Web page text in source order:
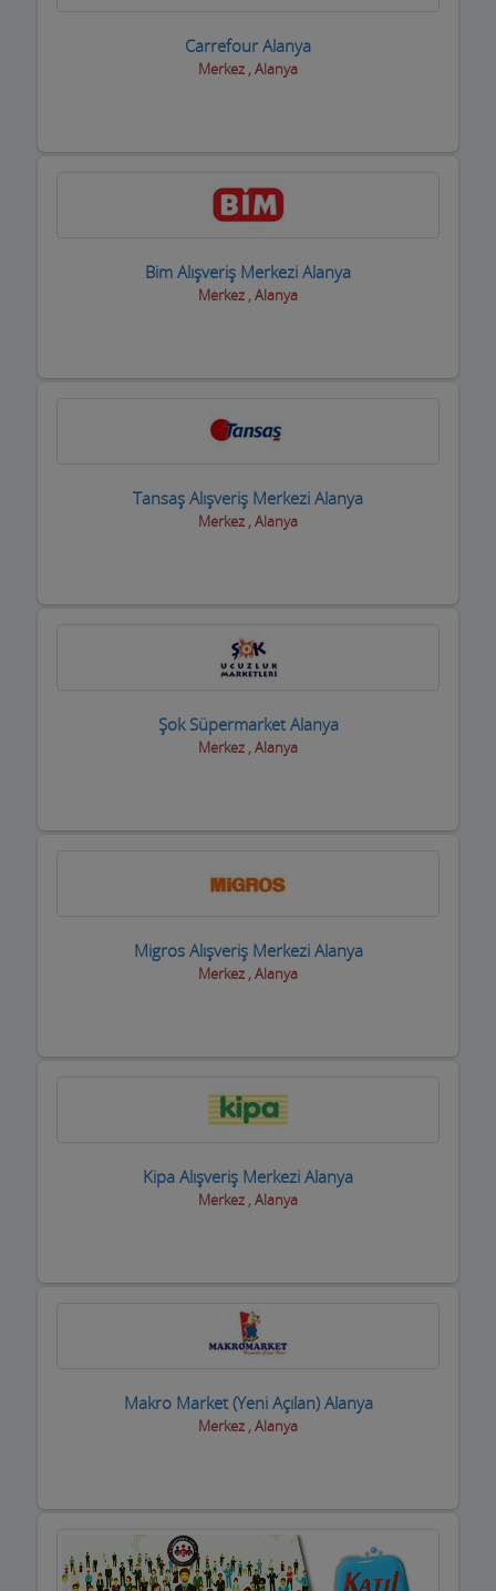
Trafik Takip Firmaları
Veterinerler Hayvan Hastanesi
Yatçılar Gezi Tekneleri
Yemek Fabrikası
Carrefour Alanya
Merkez , Alanya
Bim Alışveriş Merkezi Alanya
Merkez , Alanya
Tansaş Alışveriş Merkezi Alanya
Merkez , Alanya
Şok Süpermarket Alanya
Merkez , Alanya
Migros Alışveriş Merkezi Alanya
Merkez , Alanya
Kipa Alışveriş Merkezi Alanya
Merkez , Alanya
Makro Market (Yeni Açılan) Alanya
Merkez , Alanya